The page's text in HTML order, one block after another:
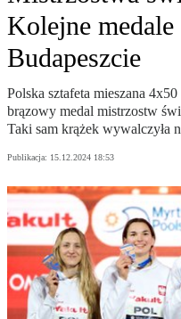
Kolejne
Budapeszcie
Polska sztafeta mieszana
brązowy medal mistrzostw
Taki sam krążek wywalczyła
Publikacja: 15.12.2024 18:53